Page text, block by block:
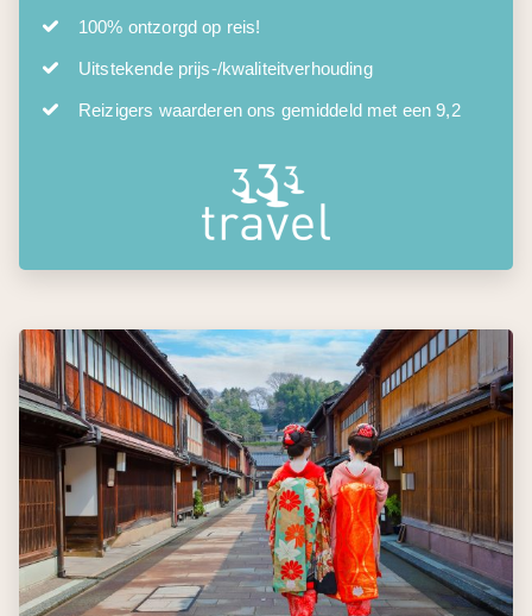
100% ontzorgd op reis!
Uitstekende prijs-/kwaliteitverhouding
Reizigers waarderen ons gemiddeld met een 9,2